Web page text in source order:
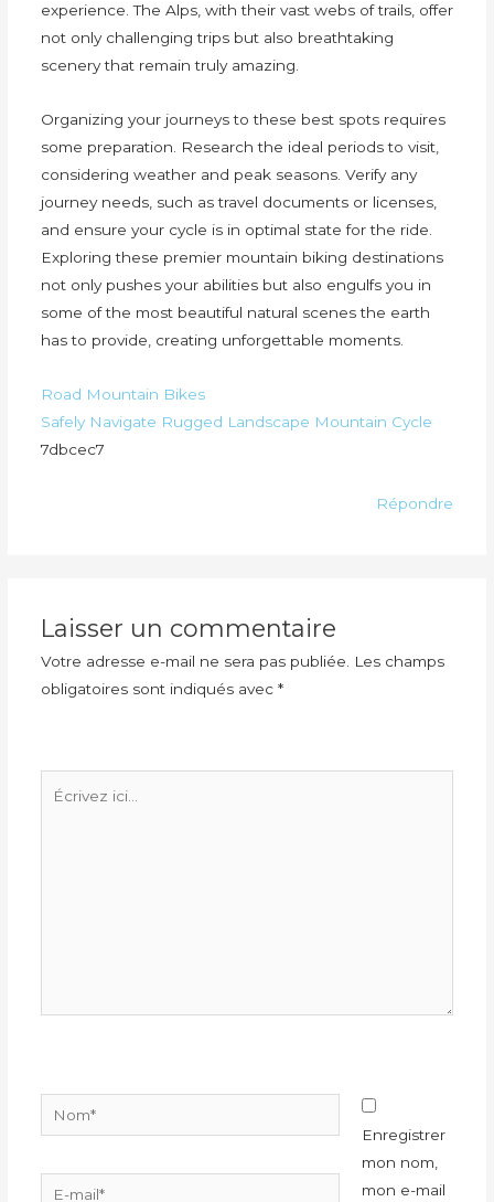
experience. The Alps, with their vast webs of trails, offer
not only challenging trips but also breathtaking
scenery that remain truly amazing.
Organizing your journeys to these best spots requires
some preparation. Research the ideal periods to visit,
considering weather and peak seasons. Verify any
journey needs, such as travel documents or licenses,
and ensure your cycle is in optimal state for the ride.
Exploring these premier mountain biking destinations
not only pushes your abilities but also engulfs you in
some of the most beautiful natural scenes the earth
has to provide, creating unforgettable moments.
Road Mountain Bikes
Safely Navigate Rugged Landscape Mountain Cycle
7dbcec7
Répondre
Laisser un commentaire
Votre adresse e-mail ne sera pas publiée.
Les champs
obligatoires sont indiqués avec *
Enregistrer
mon nom,
mon e-mail